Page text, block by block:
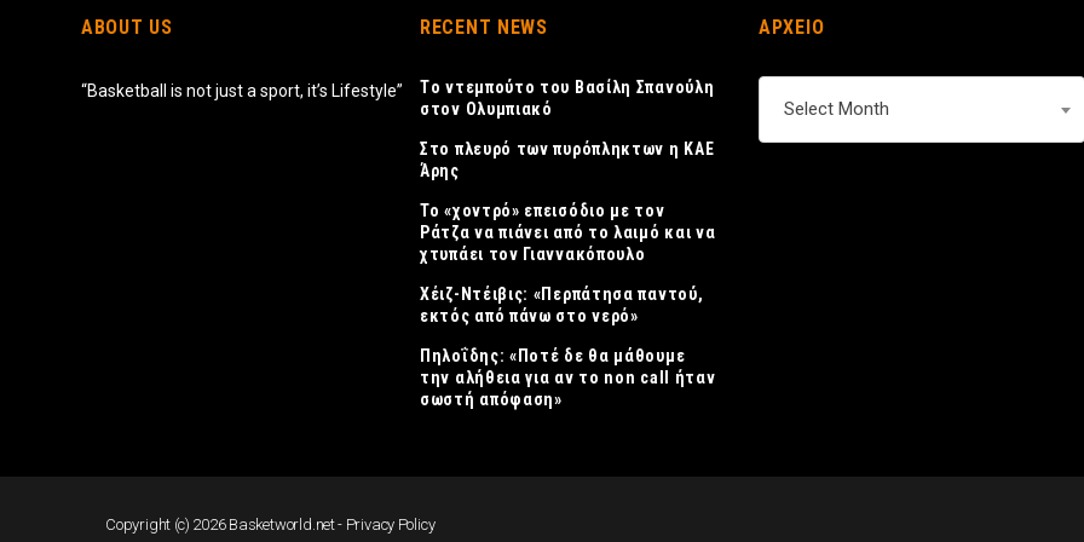
ABOUT US
“Basketball is not just a sport, it’s Lifestyle”
RECENT NEWS
Tο ντεμπούτο του Βασίλη Σπανούλη
στον Ολυμπιακό
Στο πλευρό των πυρόπληκτων η ΚΑΕ
Άρης
Το «χοντρό» επεισόδιο με τον
Ράτζα να πιάνει από το λαιμό και να
χτυπάει τον Γιαννακόπουλο
Χέιζ-Ντέιβις: «Περπάτησα παντού,
εκτός από πάνω στο νερό»
Πηλοΐδης: «Ποτέ δε θα μάθουμε
την αλήθεια για αν το non call ήταν
σωστή απόφαση»
ΑΡΧΕΙΟ
Select Month
Copyright (c) 2026 Basketworld.net - Privacy Policy